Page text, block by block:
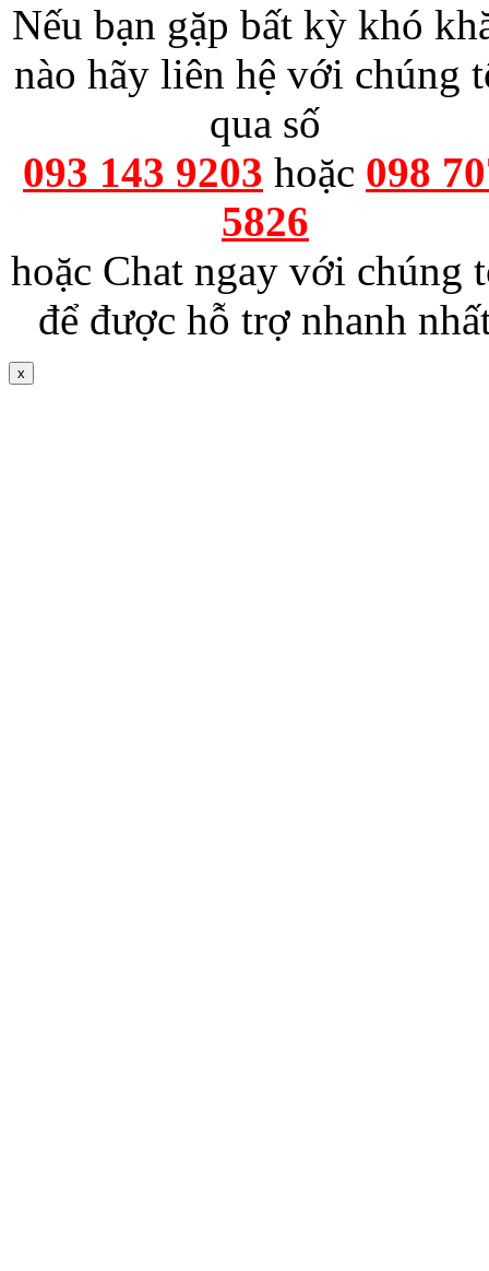
Nếu bạn gặp bất kỳ khó
nào hãy liên hệ với chúng
qua số
093 143 9203 hoặc 098
5826
hoặc Chat ngay với chúng
để được hỗ trợ nhanh
x